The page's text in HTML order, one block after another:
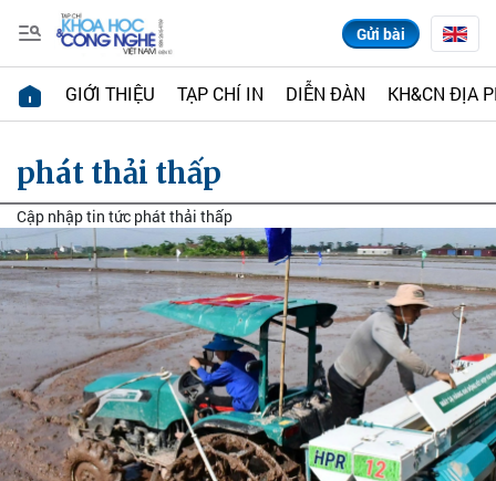
Gửi bài
GIỚI THIỆU TẠP CHÍ IN DIỄN ĐÀN KH&CN ĐỊA
phát thải thấp
Cập nhập tin tức phát thải thấp